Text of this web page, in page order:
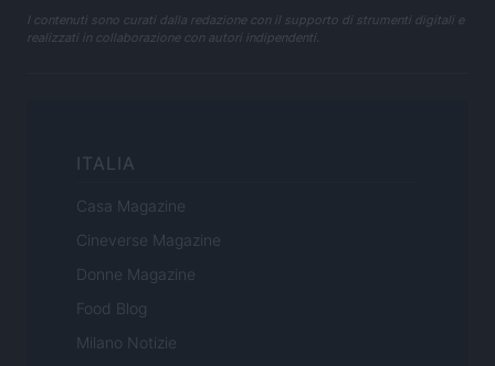
I contenuti sono curati dalla redazione con il supporto di strumenti digitali e
realizzati in collaborazione con autori indipendenti.
ITALIA
Casa Magazine
Cineverse Magazine
Donne Magazine
Food Blog
Milano Notizie